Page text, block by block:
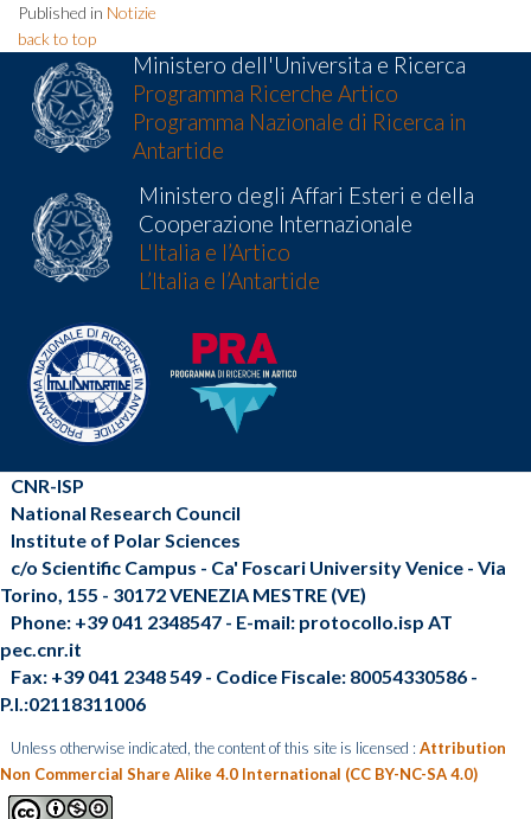
Published in Notizie
back to top
Ministero dell'Universita e Ricerca
Programma Ricerche Artico
Programma Nazionale di Ricerca in
Antartide
Ministero degli Affari Esteri e della
Cooperazione Internazionale
L'Italia e l’Artico
L’Italia e l’Antartide
CNR-ISP
National Research Council
Institute of Polar Sciences
c/o Scientific Campus - Ca' Foscari University Venice - Via
Torino, 155 - 30172 VENEZIA MESTRE (VE)
Phone: +39 041 2348547 - E-mail: protocollo.isp AT
pec.cnr.it
Fax: +39 041 2348 549 - Codice Fiscale: 80054330586 -
P.I.:02118311006
Unless otherwise indicated, the content of this site is licensed : Attribution
Non Commercial Share Alike 4.0 International (CC BY-NC-SA 4.0)